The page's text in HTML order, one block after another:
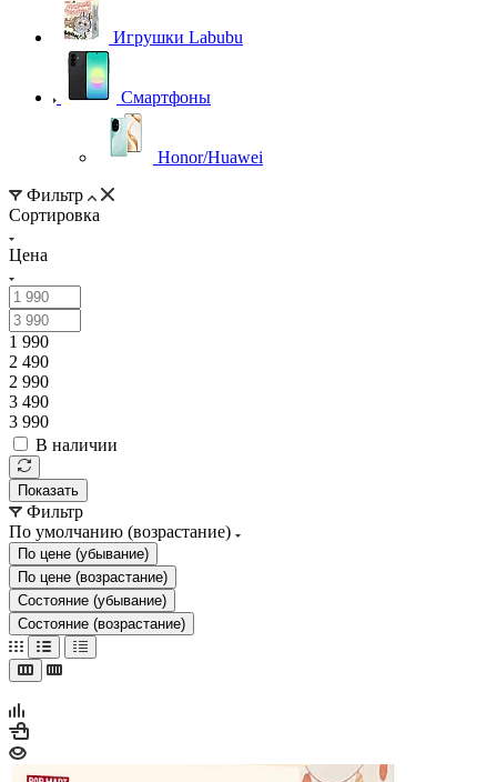
Игрушки Labubu
Смартфоны
Honor/Huawei
Фильтр
Сортировка
Цена
1 990
2 490
2 990
3 490
3 990
В наличии
Показать
Фильтр
По умолчанию (возрастание)
По цене (убывание)
По цене (возрастание)
Состояние (убывание)
Состояние (возрастание)